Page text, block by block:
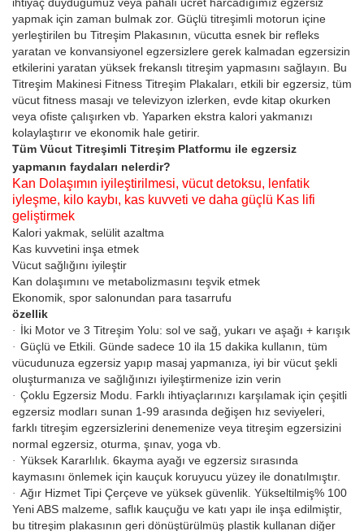
yapmak için zaman bulmak zor. Güçlü titreşimli motorun içine
yerleştirilen bu Titreşim Plakasının, vücutta esnek bir refleks
yaratan ve konvansiyonel egzersizlere gerek kalmadan egzersizin
etkilerini yaratan yüksek frekanslı titreşim yapmasını sağlayın. Bu
Titreşim Makinesi Fitness Titreşim Plakaları, etkili bir egzersiz, tüm
vücut fitness masajı ve televizyon izlerken, evde kitap okurken
veya ofiste çalışırken vb. Yaparken ekstra kalori yakmanızı
kolaylaştırır ve ekonomik hale getirir.
Tüm Vücut Titreşimli Titreşim Platformu ile egzersiz
yapmanın faydaları nelerdir?
Kan Dolaşımın iyileştirilmesi, vücut detoksu, lenfatik
iyleşme, kilo kaybı, kas kuvveti ve daha güçlü Kas lifi
geliştirmek
Kalori yakmak, selülit azaltma
Kas kuvvetini inşa etmek
Vücut sağlığını iyileştir
Kan dolaşımını ve metabolizmasını teşvik etmek
Ekonomik, spor salonundan para tasarrufu
özellik
· İki Motor ve 3 Titreşim Yolu: sol ve sağ, yukarı ve aşağı + karışık
· Güçlü ve Etkili. Günde sadece 10 ila 15 dakika kullanın, tüm
vücudunuza egzersiz yapıp masaj yapmanıza, iyi bir vücut şekli
oluşturmanıza ve sağlığınızı iyileştirmenize izin verin
· Çoklu Egzersiz Modu. Farklı ihtiyaçlarınızı karşılamak için çeşitli
egzersiz modları sunan 1-99 arasında değişen hız seviyeleri,
farklı titreşim egzersizlerini denemenize veya titreşim egzersizini
normal egzersiz, oturma, şınav, yoga vb.
· Yüksek Kararlılık. 6kayma ayağı ve egzersiz sırasında
kaymasını önlemek için kauçuk koruyucu yüzey ile donatılmıştır.
· Ağır Hizmet Tipi Çerçeve ve yüksek güvenlik. Yükseltilmiş% 100
Yeni ABS malzeme, saflık kauçuğu ve katı yapı ile inşa edilmiştir,
bu titreşim plakasının geri dönüştürülmüş plastik kullanan diğer